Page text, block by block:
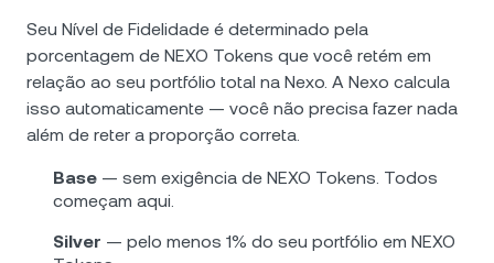
Seu Nível de Fidelidade é determinado pela
porcentagem de NEXO Tokens que você retém em
relação ao seu portfólio total na Nexo. A Nexo calcula
isso automaticamente — você não precisa fazer nada
além de reter a proporção correta.
Base — sem exigência de NEXO Tokens. Todos
começam aqui.
Silver — pelo menos 1% do seu portfólio em NEXO